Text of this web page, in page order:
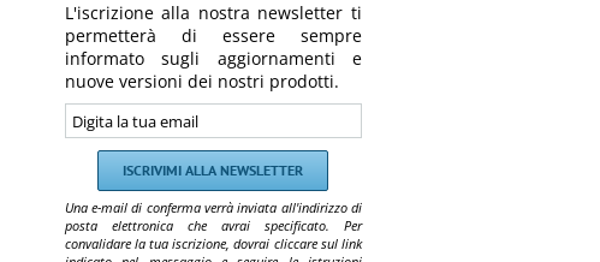
L'iscrizione alla nostra newsletter ti
permetterà di essere sempre
informato sugli aggiornamenti e
nuove versioni dei nostri prodotti.
Una e-mail di conferma verrà inviata all'indirizzo di
posta elettronica che avrai specificato. Per
convalidare la tua iscrizione, dovrai cliccare sul link